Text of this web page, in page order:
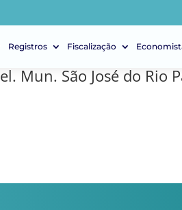
Registros Fiscalização
Mun. São José do Rio